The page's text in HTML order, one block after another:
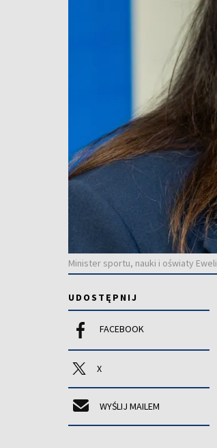
Minister sportu, nauki i oświaty
UDOSTĘPNIJ
FACEBOOK
X
WYŚLIJ MAILEM